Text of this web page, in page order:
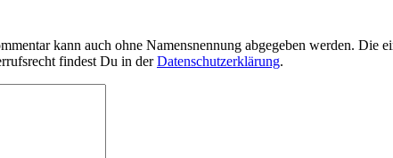
kann auch ohne Namensnennung abgegeben werden. Die
findest Du in derDatenschutzerklärung.